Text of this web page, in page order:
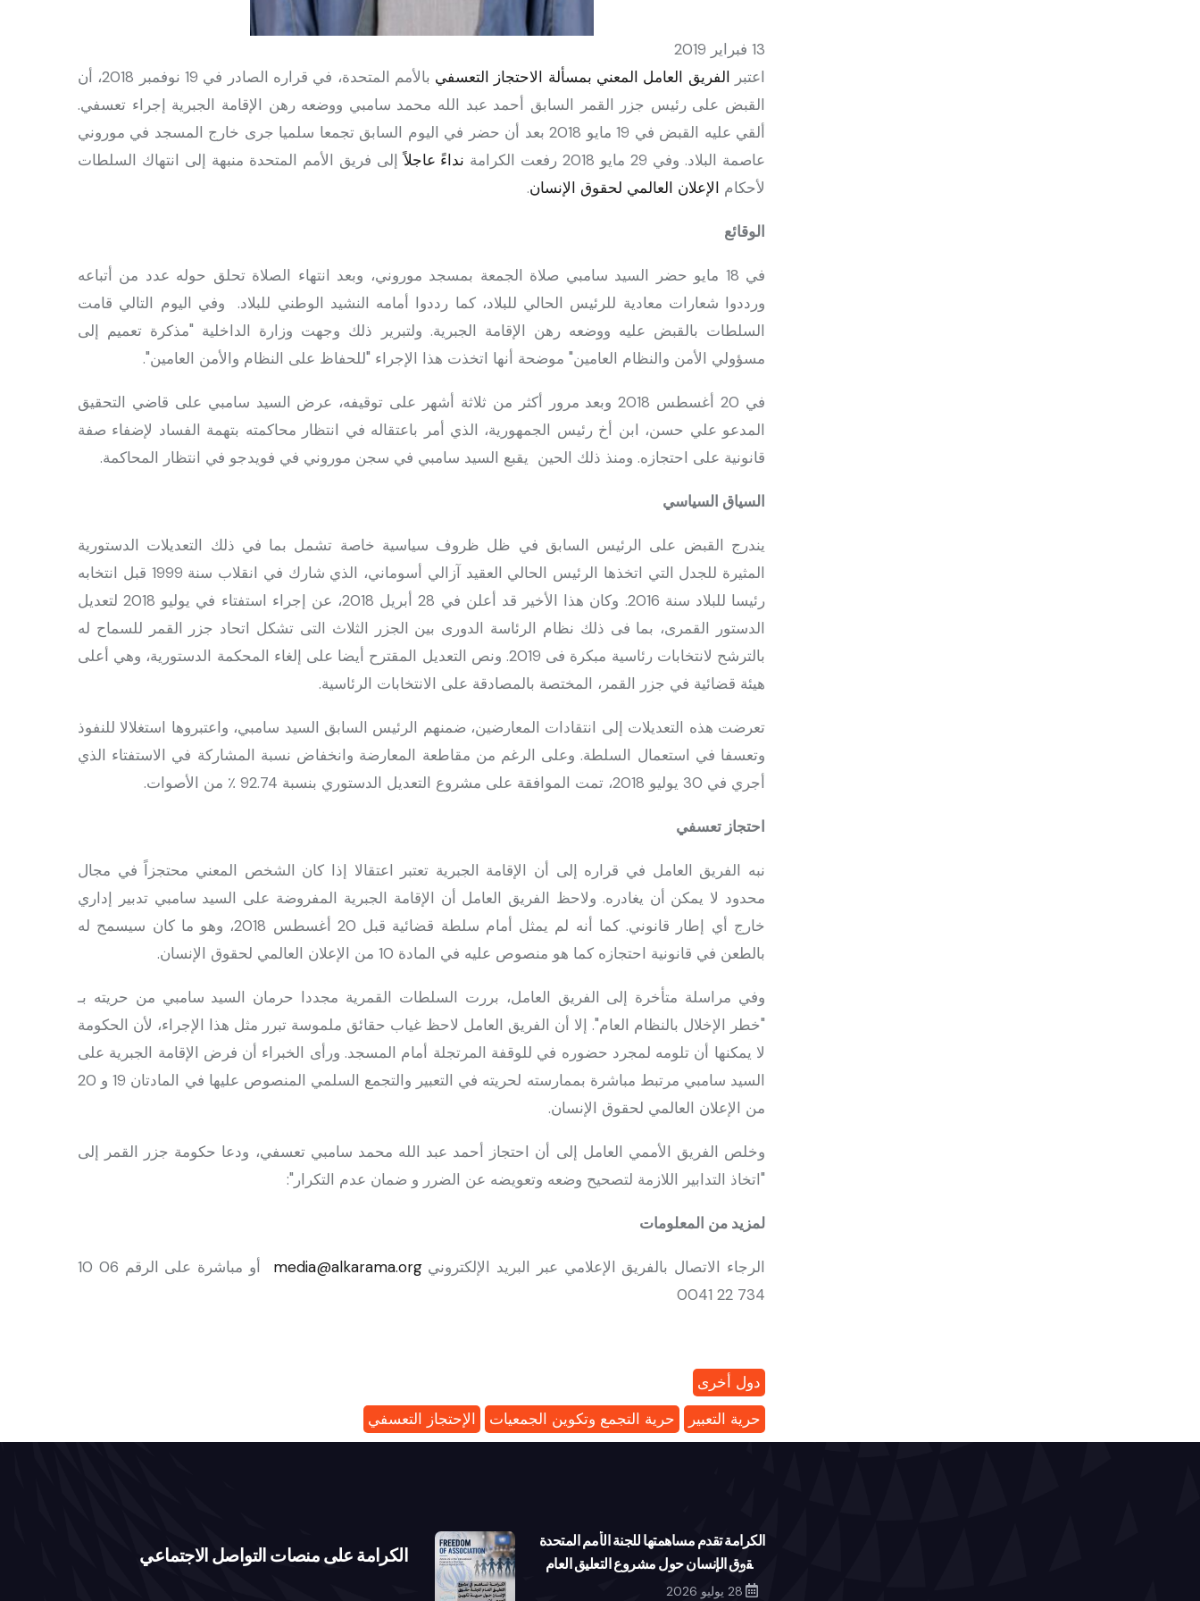
13 فبراير 2019
اعتبر الفريق العامل المعني بمسألة الاحتجاز التعسفي
بالأمم المتحدة، في قراره الصادر في 19 نوفمبر 2018، أن
القبض على رئيس جزر القمر السابق أحمد عبد الله محمد سامبي ووضعه رهن الإقامة الجبرية إجراء تعسفي.
ألقي عليه القبض في 19 مايو 2018 بعد أن حضر في اليوم السابق تجمعا سلميا جرى خارج المسجد في موروني
عاصمة البلاد. وفي 29 مايو 2018 رفعت الكرامة
نداءً عاجلاًإلى فريق الأمم المتحدة منبهة إلى انتهاك السلطات
لأحكام الإعلان العالمي لحقوق الإنسان.
الوقائع
في 18 مايو حضر السيد سامبي صلاة الجمعة بمسجد موروني، وبعد انتهاء الصلاة تحلق حوله عدد من أتباعه
ورددوا شعارات معادية للرئيس الحالي للبلاد، كما رددوا أمامه النشيد الوطني للبلاد. وفي اليوم التالي قامت
السلطات بالقبض عليه ووضعه رهن الإقامة الجبرية. ولتبرير ذلك وجهت وزارة الداخلية "مذكرة تعميم إلى
مسؤولي الأمن والنظام العامين" موضحة أنها اتخذت هذا الإجراء "للحفاظ على النظام والأمن العامين".
في 20 أغسطس 2018 وبعد مرور أكثر من ثلاثة أشهر على توقيفه، عرض السيد سامبي على قاضي التحقيق
المدعو علي حسن، ابن أخ رئيس الجمهورية، الذي أمر باعتقاله في انتظار محاكمته بتهمة الفساد لإضفاء صفة
قانونية على احتجازه. ومنذ ذلك الحين يقبع السيد سامبي في سجن موروني في فويدجو في انتظار المحاكمة.
السياق السياسي
يندرج القبض على الرئيس السابق في ظل ظروف سياسية خاصة تشمل بما في ذلك التعديلات الدستورية
المثيرة للجدل التي اتخذها الرئيس الحالي العقيد آزالي أسوماني، الذي شارك في انقلاب سنة 1999 قبل انتخابه
رئيسا للبلاد سنة 2016. وكان هذا الأخير قد أعلن في 28 أبريل 2018، عن إجراء استفتاء في يوليو 2018 لتعديل
الدستور القمرى، بما فى ذلك نظام الرئاسة الدورى بين الجزر الثلاث التى تشكل اتحاد جزر القمر للسماح له
بالترشح لانتخابات رئاسية مبكرة فى 2019. ونص التعديل المقترح أيضا على إلغاء المحكمة الدستورية، وهي أعلى
هيئة قضائية في جزر القمر، المختصة بالمصادقة على الانتخابات الرئاسية.
تعرضت هذه التعديلات إلى انتقادات المعارضين، ضمنهم الرئيس السابق السيد سامبي، واعتبروها استغلالا للنفوذ
وتعسفا في استعمال السلطة. وعلى الرغم من مقاطعة المعارضة وانخفاض نسبة المشاركة في الاستفتاء الذي
أجري في 30 يوليو 2018، تمت الموافقة على مشروع التعديل الدستوري بنسبة 92.74 ٪ من الأصوات.
احتجاز تعسفي
نبه الفريق العامل في قراره إلى أن الإقامة الجبرية تعتبر اعتقالا إذا كان الشخص المعني محتجزاً في مجال
محدود لا يمكن أن يغادره. ولاحظ الفريق العامل أن الإقامة الجبرية المفروضة على السيد سامبي تدبير إداري
خارج أي إطار قانوني. كما أنه لم يمثل أمام سلطة قضائية قبل 20 أغسطس 2018، وهو ما كان سيسمح له
بالطعن في قانونية احتجازه كما هو منصوص عليه في المادة 10 من الإعلان العالمي لحقوق الإنسان.
وفي مراسلة متأخرة إلى الفريق العامل، بررت السلطات القمرية مجددا حرمان السيد سامبي من حريته بـ
"خطر الإخلال بالنظام العام". إلا أن الفريق العامل لاحظ غياب حقائق ملموسة تبرر مثل هذا الإجراء، لأن الحكومة
لا يمكنها أن تلومه لمجرد حضوره في للوقفة المرتجلة أمام المسجد. ورأى الخبراء أن فرض الإقامة الجبرية على
السيد سامبي مرتبط مباشرة بممارسته لحريته في التعبير والتجمع السلمي المنصوص عليها في المادتان 19 و 20
من الإعلان العالمي لحقوق الإنسان.
وخلص الفريق الأممي العامل إلى أن احتجاز أحمد عبد الله محمد سامبي تعسفي، ودعا حكومة جزر القمر إلى
"اتخاذ التدابير اللازمة لتصحيح وضعه وتعويضه عن الضرر و ضمان عدم التكرار":
لمزيد من المعلومات
الرجاء الاتصال بالفريق الإعلامي عبر البريد الإلكترونيmedia@alkarama.org
أو مباشرة على الرقم 06 10
734 22 0041
دول أخرى
الإحتجاز التعسفي
حرية التجمع وتكوين الجمعيات حرية التعبير
الكرامة على منصات التواصل الاجتماعي
الكرامة تقدم مساهمتها للجنة الأمم المتحدة
لحقوق الإنسان حول مشروع التعليق العام
بشأن حرية تكوين الجمعيات
28 يوليو 2026